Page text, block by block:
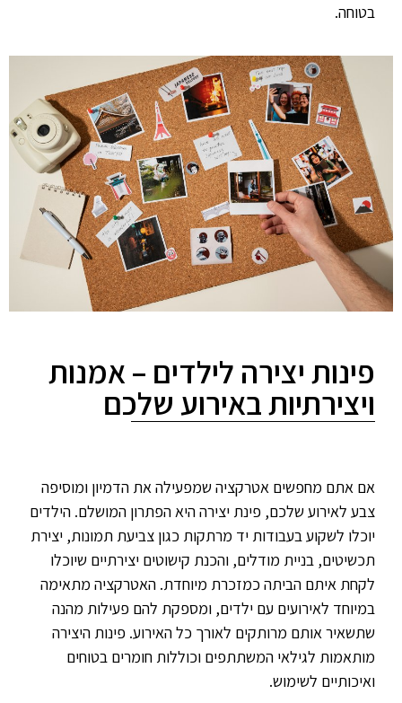
בטוחה.
פינות יצירה לילדים – אמנות
ויצירתיות באירוע שלכם
אם אתם מחפשים אטרקציה שמפעילה את הדמיון ומוסיפה
צבע לאירוע שלכם, פינת יצירה היא הפתרון המושלם. הילדים
יוכלו לשקוע בעבודות יד מרתקות כגון צביעת תמונות, יצירת
תכשיטים, בניית מודלים, והכנת קישוטים יצירתיים שיוכלו
לקחת איתם הביתה כמזכרת מיוחדת. האטרקציה מתאימה
במיוחד לאירועים עם ילדים, ומספקת להם פעילות מהנה
שתשאיר אותם מרותקים לאורך כל האירוע. פינות היצירה
מותאמות לגילאי המשתתפים וכוללות חומרים בטוחים
ואיכותיים לשימוש.